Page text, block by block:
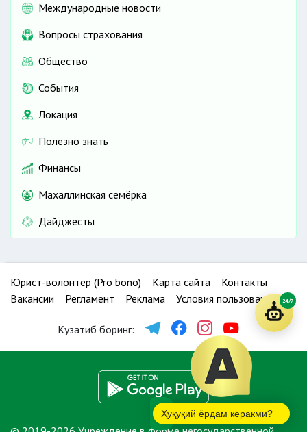
Международные новости
Вопросы страхования
Общество
События
Локация
Полезно знать
Финансы
Махаллинская семёрка
Дайджесты
Юрист-волонтер (Pro bono) Карта сайта
Контакты
Вакансии
Регламент Реклама Условия пользования
Кузатиб боринг:
Ҳуқуқий ёрдам керакми?
24/7